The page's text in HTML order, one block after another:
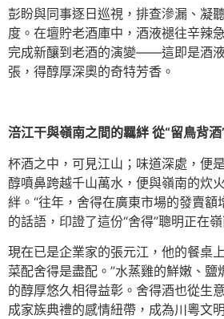
彭盼與同事逐日巡視，排查滲漏、凝
度。在壇貯老酒庫中，酒液褪往辛辣
完成新釀到老酒的演變——這即是酒液
張，得醇厚深奧的奇特芳香。
涪江干與嶺南之間的羈絆 從“留鳥背
杯酒之中，可見江山；味道深處，便
醇噴鼻跨越千山萬水，便與嶺南的炊
絆。“往年，舍得在廣東市場的發賣額
的話語，印證了這份“舍得”聰明正在
現在已是企業家的張元江，他的餐桌
菜配舍得是盡配。”水蒸雞的鮮嫩、
的醇厚悠久相得益彰。舍得酒也從生
成家族典禮的感情紐帶，成為川粵文